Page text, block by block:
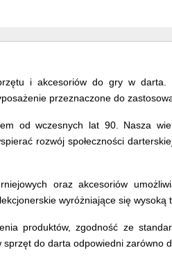
i akcesoriów do gry w darta.
przeznaczone do
od wczesnych lat 90. Nasza
rozwój społeczności
oraz akcesoriów
wyróżniające się wysoką
produktów, zgodność ze
do darta odpowiedni zarówno